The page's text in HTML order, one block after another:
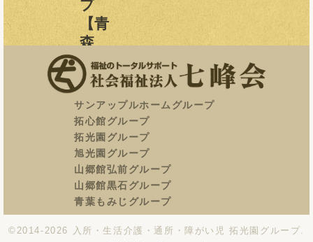
〒036-8302
青森県弘前市高杉尾上山350
TEL：0172-96-2331
FAX：0172-96-2332
サンアップルホームグループ
拓心館グループ
拓光園グループ
旭光園グループ
山郷館弘前グループ
山郷館黒石グループ
青葉もみじグループ
©2014-2026 入所・生活介護・通所・障がい児 拓光園グループ.